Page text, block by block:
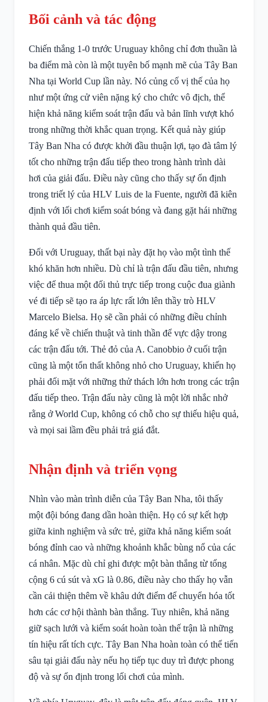
Bối cảnh và tác động
Chiến thắng 1-0 trước Uruguay không chỉ đơn thuần là
ba điểm mà còn là một tuyên bố mạnh mẽ của Tây Ban
Nha tại World Cup lần này. Nó củng cố vị thế của họ
như một ứng cử viên nặng ký cho chức vô địch, thể
hiện khả năng kiểm soát trận đấu và bản lĩnh vượt khó
trong những thời khắc quan trọng. Kết quả này giúp
Tây Ban Nha có được khởi đầu thuận lợi, tạo đà tâm lý
tốt cho những trận đấu tiếp theo trong hành trình dài
hơi của giải đấu. Điều này cũng cho thấy sự ổn định
trong triết lý của HLV Luis de la Fuente, người đã kiên
định với lối chơi kiểm soát bóng và đang gặt hái những
thành quả đầu tiên.
Đối với Uruguay, thất bại này đặt họ vào một tình thế
khó khăn hơn nhiều. Dù chỉ là trận đấu đầu tiên, nhưng
việc để thua một đối thủ trực tiếp trong cuộc đua giành
vé đi tiếp sẽ tạo ra áp lực rất lớn lên thầy trò HLV
Marcelo Bielsa. Họ sẽ cần phải có những điều chỉnh
đáng kể về chiến thuật và tinh thần để vực dậy trong
các trận đấu tới. Thẻ đỏ của A. Canobbio ở cuối trận
cũng là một tổn thất không nhỏ cho Uruguay, khiến họ
phải đối mặt với những thử thách lớn hơn trong các trận
đấu tiếp theo. Trận đấu này cũng là một lời nhắc nhở
rằng ở World Cup, không có chỗ cho sự thiếu hiệu quả,
và mọi sai lầm đều phải trả giá đắt.
Nhận định và triển vọng
Nhìn vào màn trình diễn của Tây Ban Nha, tôi thấy
một đội bóng đang dần hoàn thiện. Họ có sự kết hợp
giữa kinh nghiệm và sức trẻ, giữa khả năng kiểm soát
bóng đỉnh cao và những khoảnh khắc bùng nổ của các
cá nhân. Mặc dù chỉ ghi được một bàn thắng từ tổng
cộng 6 cú sút và xG là 0.86, điều này cho thấy họ vẫn
cần cải thiện thêm về khâu dứt điểm để chuyển hóa tốt
hơn các cơ hội thành bàn thắng. Tuy nhiên, khả năng
giữ sạch lưới và kiểm soát hoàn toàn thế trận là những
tín hiệu rất tích cực. Tây Ban Nha hoàn toàn có thể tiến
sâu tại giải đấu này nếu họ tiếp tục duy trì được phong
độ và sự ổn định trong lối chơi của mình.